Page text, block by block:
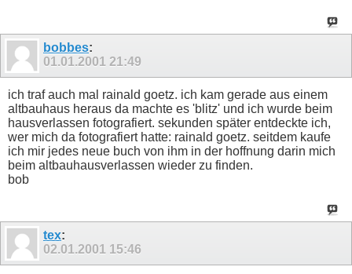
bobbes:
01.01.2001 21:49
ich traf auch mal rainald goetz. ich kam gerade aus einem
altbauhaus heraus da machte es 'blitz' und ich wurde beim
hausverlassen fotografiert. sekunden später entdeckte ich,
wer mich da fotografiert hatte: rainald goetz. seitdem kaufe
ich mir jedes neue buch von ihm in der hoffnung darin mich
beim altbauhausverlassen wieder zu finden.
bob
tex:
02.01.2001 15:46